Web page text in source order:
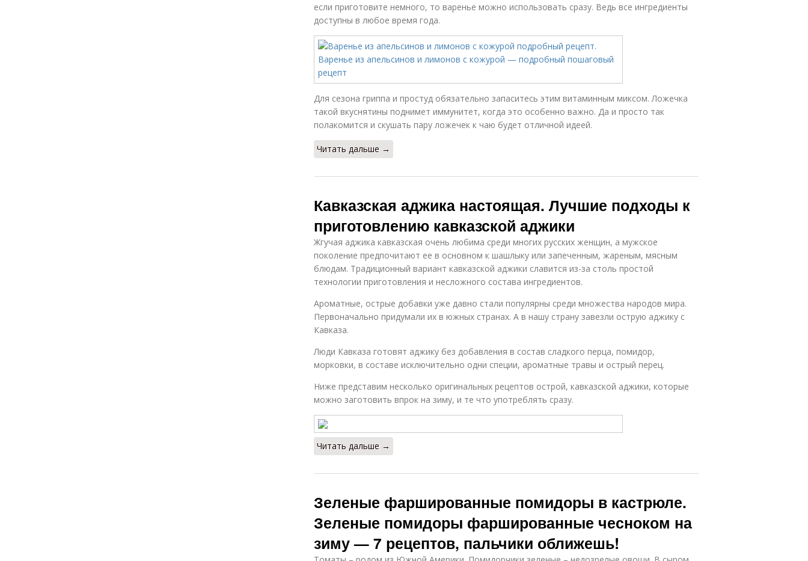
если приготовите немного, то варенье можно использовать сразу. Ведь все ингредиенты
доступны в любое время года.
Для сезона гриппа и простуд обязательно запаситесь этим витаминным миксом. Ложечка
такой вкуснятины поднимет иммунитет, когда это особенно важно. Да и просто так
полакомится и скушать пару ложечек к чаю будет отличной идеей.
Читать дальше →
Кавказская аджика настоящая. Лучшие подходы к
приготовлению кавказской аджики
Жгучая аджика кавказская очень любима среди многих русских женщин, а мужское
поколение предпочитают ее в основном к шашлыку или запеченным, жареным, мясным
блюдам. Традиционный вариант кавказской аджики славится из-за столь простой
технологии приготовления и несложного состава ингредиентов.
Ароматные, острые добавки уже давно стали популярны среди множества народов мира.
Первоначально придумали их в южных странах. А в нашу страну завезли острую аджику с
Кавказа.
Люди Кавказа готовят аджику без добавления в состав сладкого перца, помидор,
морковки, в составе исключительно одни специи, ароматные травы и острый перец.
Ниже представим несколько оригинальных рецептов острой, кавказской аджики, которые
можно заготовить впрок на зиму, и те что употреблять сразу.
Читать дальше →
Зеленые фаршированные помидоры в кастрюле.
Зеленые помидоры фаршированные чесноком на
зиму — 7 рецептов, пальчики оближешь!